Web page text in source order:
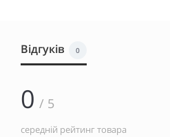
Відгуків 0
0 / 5
середній рейтинг товара